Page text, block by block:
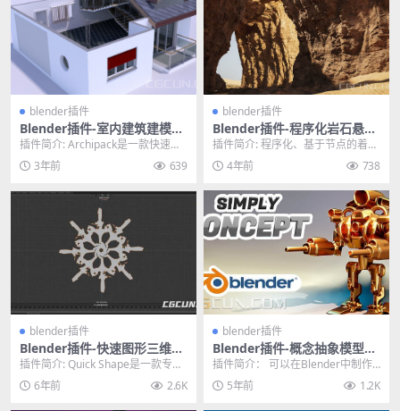
blender插件
Blender插件-室内建筑建模插
件 Archipack Pro v2.6.0
插件简介: Archipack是一款快速高
效的开源室内建筑建模工具，该工
具解决了...
3年前 639
blender插件
Blender插件-程序化岩石悬崖
生成器插件 Procedural Rock
Generator
插件简介: 程序化、基于节点的着色
器可轻松生成无限数量的岩石或悬
崖。它使用微位移...
4年前 738
blender插件
Blender插件-快速图形三维建
模插件 Quick Shape v1.0 含
使用教程
插件简介: Quick Shape是一款专为
blender用户提供的快速形状建模...
6年前 2.6K
blender插件
Blender插件-概念抽象模型建
模插件 Simply Concept For
Blender 2.93
插件简介： 可以在Blender中制作
一些没有具体细节的，抽象概念模
型，也可以调...
5年前 1.2K